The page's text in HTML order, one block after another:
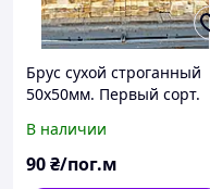
Брус сухой строганный
50х50мм. Первый сорт.
В наличии
90₴/пог.м